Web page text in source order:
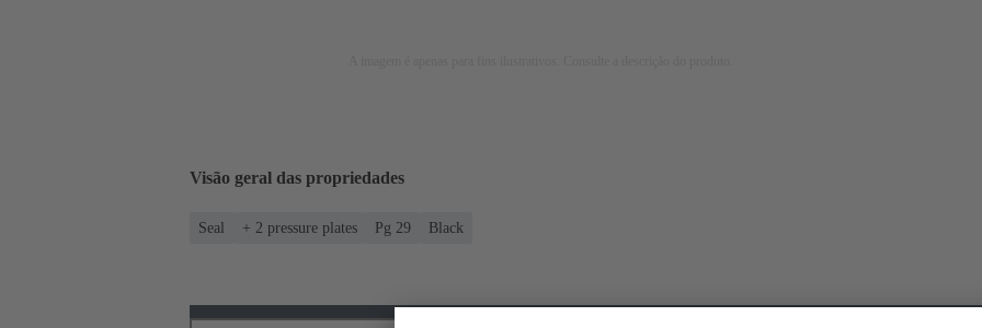
Visão geral das propriedades
Seal + 2 pressure plates Pg 29 Black